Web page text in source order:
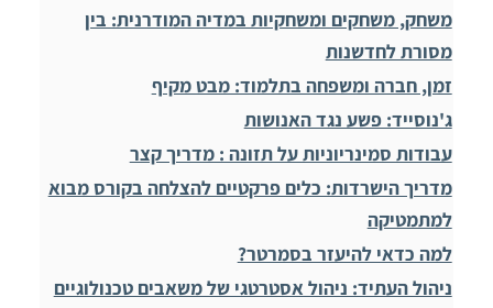
משחק, משחקים ומשחקיות במדיה המודרנית: בין
מסורת לחדשנות
זמן, חברה ומשפחה בתלמוד: מבט מקיף
ג'נוסייד: פשע נגד האנושות
עבודות סמינריוניות על תזונה : מדריך קצר
מדריך הישרדות: כלים פרקטיים להצלחה בקורס מבוא
למתמטיקה
למה כדאי להיעזר בסמרטר?
ניהול העתיד: ניהול אסטרטגי של משאבים טכנולוגיים